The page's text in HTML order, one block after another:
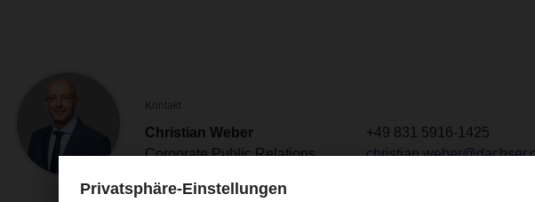
Kontakt
Christian Weber
Corporate Public Relations
+49 831 5916-1425